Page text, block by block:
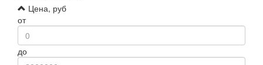
Цена, руб
от
до